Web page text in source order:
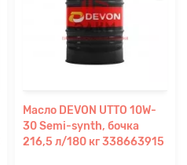
Масло DEVON UTTO 10W-
30 Semi-synth, бочка
216,5 л/180 кг 338663915